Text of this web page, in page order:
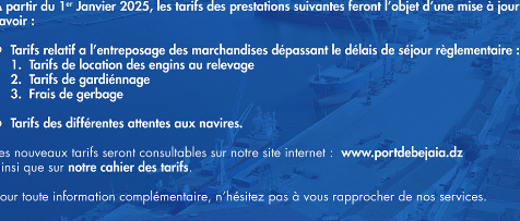
DE RECHANGES POUR
N° 130-131 DE MARQUE TOYOTA